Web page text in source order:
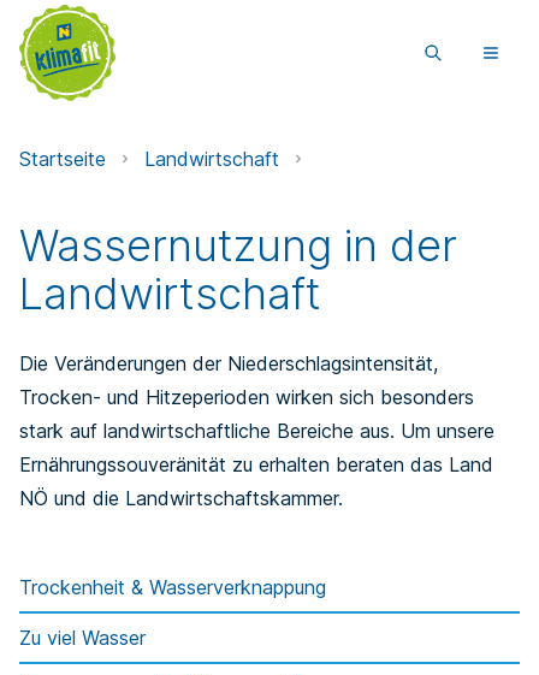
Startseite Landwirtschaft
Wassernutzung in der
Landwirtschaft
Die Veränderungen der Niederschlagsintensität,
Trocken- und Hitzeperioden wirken sich besonders
stark auf landwirtschaftliche Bereiche aus. Um unsere
Ernährungssouveränität zu erhalten beraten das Land
NÖ und die Landwirtschaftskammer.
Trockenheit & Wasserverknappung
Zu viel Wasser